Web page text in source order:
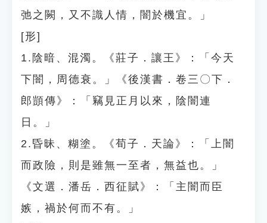
弛之闕，又不識人情，闇於機宜。」
[形]
1.陰暗、混濁。《莊子．讓王》：「今天
下闇，周德衰。」《後漢書．卷三〇下．
郎顗傳》：「竊見正月以來，陰闇連
日。」
2.昏昧、糊塗。《荀子．天論》：「上闇
而政險，則是雖無一至者，無益也。」
《文選．潘岳．西征賦》：「主闇而臣
嫉，禍於何而不有。」